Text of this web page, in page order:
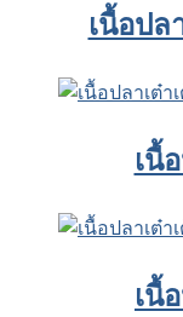
เนื้อปล
เนื้
เนื้